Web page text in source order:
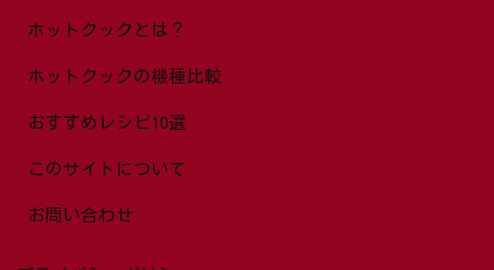
ホットクックとは？
ホットクックの機種比較
おすすめレシピ10選
このサイトについて
お問い合わせ